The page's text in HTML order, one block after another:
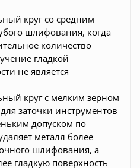
круг со средним
шлифования, когда
количество
гладкой
не является
круг с мелким зерном
заточки инструментов
допуском по
металл более
шлифования, а
гладкую поверхность